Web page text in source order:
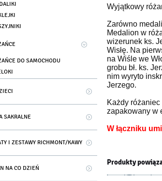
DO SAMOCHODU
SAKRALNE
I ZESTAWY RICHMONT/KAWY
NA CO DZIEŃ
Wyjątkowy
Zarówno
Medalion w
wizerunek ks.
Wisłę. Na
na Wiśle we
grobu bł. ks.
nim wyryto
Jerzego.
Każdy
zapakowany w
W łączniku
Produkty